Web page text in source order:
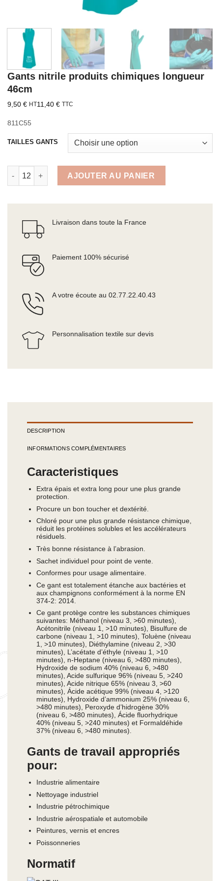
Gants nitrile produits chimiques longueur
46cm
9,50 € HT11,40 € TTC
811C55
TAILLES GANTS
AJOUTER AU PANIER
Livraison dans toute la France
Paiement 100% sécurisé
A votre écoute au 02.77.22.40.43
Personnalisation textile sur devis
DESCRIPTION
INFORMATIONS COMPLÉMENTAIRES
Caracteristiques
Extra épais et extra long pour une plus grande
protection.
Procure un bon toucher et dextérité.
Chloré pour une plus grande résistance chimique,
réduit les protéines solubles et les accélérateurs
résiduels.
Très bonne résistance à l’abrasion.
Sachet individuel pour point de vente.
Conformes pour usage alimentaire.
Ce gant est totalement étanche aux bactéries et
aux champignons conformément à la norme EN
374-2: 2014.
Ce gant protège contre les substances chimiques
suivantes: Méthanol (niveau 3, >60 minutes),
Acétonitrile (niveau 1, >10 minutes), Bisulfure de
carbone (niveau 1, >10 minutes), Toluène (niveau
1, >10 minutes), Diéthylamine (niveau 2, >30
minutes), L’acétate d’éthyle (niveau 1, >10
minutes), n-Heptane (niveau 6, >480 minutes),
Hydroxide de sodium 40% (niveau 6, >480
minutes), Acide sulfurique 96% (niveau 5, >240
minutes), Acide nitrique 65% (niveau 3, >60
minutes), Ácide acétique 99% (niveau 4, >120
minutes), Hydroxide d’ammonium 25% (niveau 6,
>480 minutes), Peroxyde d’hidrogène 30%
(niveau 6, >480 minutes), Ácide fluorhydrique
40% (niveau 5, >240 minutes) et Formaldéhide
37% (niveau 6, >480 minutes).
Gants de travail appropriés
pour:
Industrie alimentaire
Nettoyage industriel
Industrie pétrochimique
Industrie aérospatiale et automobile
Peintures, vernis et encres
Poissonneries
Normatif